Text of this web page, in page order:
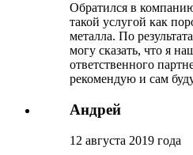
Обратился в
такой услугой как
металла. По
могу сказать, что я
ответственного
рекомендую и сам
Андрей
12 августа 2019 года